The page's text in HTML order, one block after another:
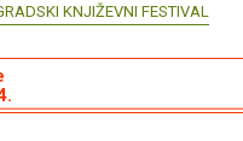
KNJIŽEVNI FESTIVAL